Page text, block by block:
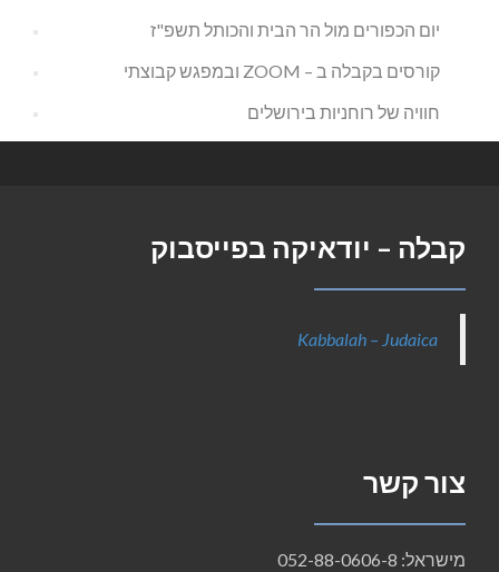
יום הכפורים מול הר הבית והכותל תשפ"ז
קורסים בקבלה ב – ZOOM ובמפגש קבוצתי
חוויה של רוחניות בירושלים
קבלה – יודאיקה בפייסבוק
Kabbalah – Judaica
צור קשר
מישראל: 052-88-0606-8